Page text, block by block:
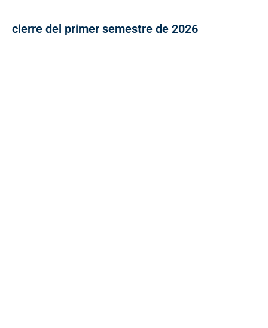
cierre del primer semestre de 2026